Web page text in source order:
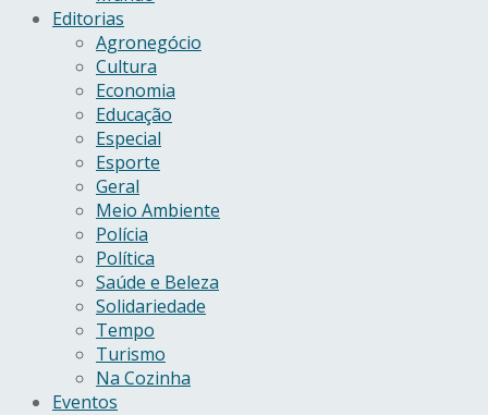
Editorias
Agronegócio
Cultura
Economia
Educação
Especial
Esporte
Geral
Meio Ambiente
Polícia
Política
Saúde e Beleza
Solidariedade
Tempo
Turismo
Na Cozinha
Eventos